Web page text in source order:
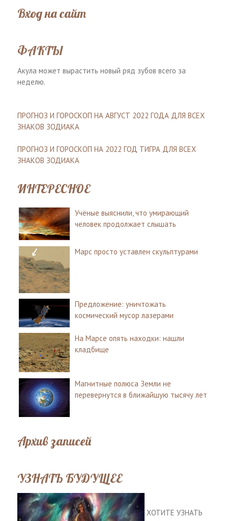
Вход на сайт
ФАКТЫ
Акула может вырастить новый ряд зубов всего за
неделю.
ПРОГНОЗ И ГОРОСКОП НА АВГУСТ 2022 ГОДА ДЛЯ ВСЕХ
ЗНАКОВ ЗОДИАКА
ПРОГНОЗ И ГОРОСКОП НА 2022 ГОД ТИГРА ДЛЯ ВСЕХ
ЗНАКОВ ЗОДИАКА
ИНТЕРЕСНОЕ
Учёные выяснили, что умирающий
человек продолжает слышать
Марс просто уставлен скульптурами
Предложение: уничтожать
космический мусор лазерами
На Марсе опять находки: нашли
кладбище
Магнитные полюса Земли не
перевернутся в ближайшую тысячу лет
Архив записей
УЗНАТЬ БУДУЩЕЕ
ХОТИТЕ УЗНАТЬ